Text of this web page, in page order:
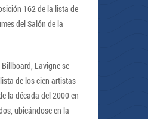
162 de la lista de
del Salón de la
Lavigne se
de los cien artistas
la década del 2000 en
ubicándose en la